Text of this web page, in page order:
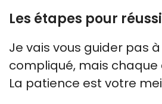
Les étapes pour
Je vais vous guider pas
compliqué, mais
La patience est votre